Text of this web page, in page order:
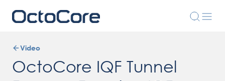
Video
OctoCore IQF Tunnel